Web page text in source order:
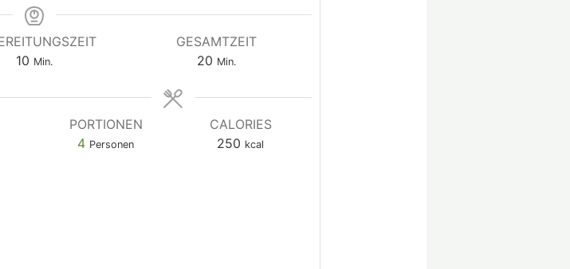
10 Min.
GESAMTZEIT
20 Min.
PORTIONEN
4 Personen
CALORIES
250 kcal